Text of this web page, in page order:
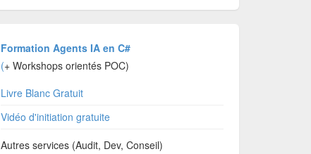
Formation Agents IA en C#
(+ Workshops orientés POC)
Livre Blanc Gratuit
Vidéo d'initiation gratuite
Autres services (Audit, Dev, Conseil)